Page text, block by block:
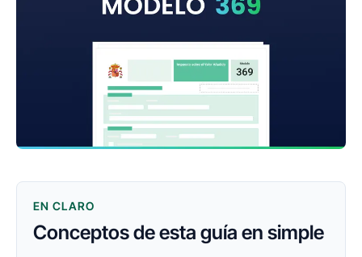
EN CLARO
Conceptos de esta guía en simple